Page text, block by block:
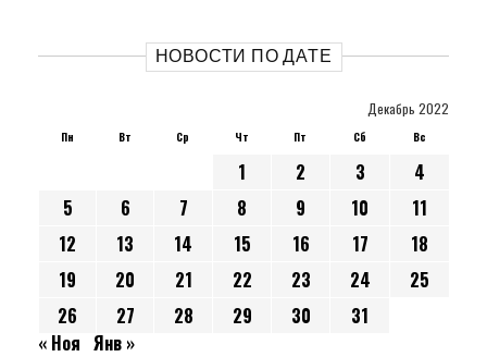
НОВОСТИ ПО ДАТЕ
Декабрь 2022
Пн Вт Ср Чт Пт Сб Вс
1 2 3
4
5
6 7 8 9 10
11
12
13 14 15 16 17
18
19
20 21 22 23 24
25
26
27 28 29 30
31
« Ноя Янв »